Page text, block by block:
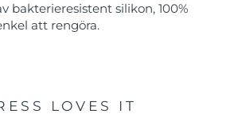
bakterieresistent silikon, 100%
att rengöra.
LOVES IT